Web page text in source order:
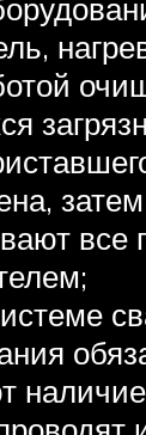
затем
все